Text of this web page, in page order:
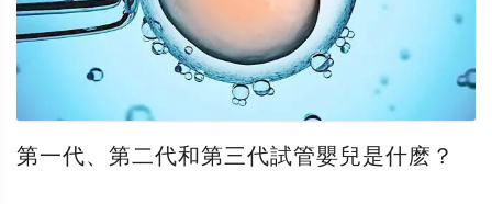
第一代、第二代和第三代試管嬰兒是什麽？